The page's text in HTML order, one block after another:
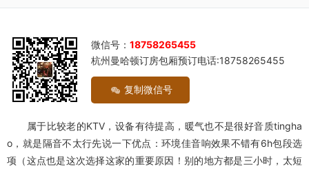
微信号： 18758265455
杭州曼哈顿订房包厢预订电话:18758265455
复制微信号
属于比较老的KTV，设备有待提高，暖气也不是很好音质tingha
o，就是隔音不太行先说一下优点：环境佳音响效果不错有6h包段选
项（这点也是这次选择这家的重要原因！别的地方都是三小时，太短